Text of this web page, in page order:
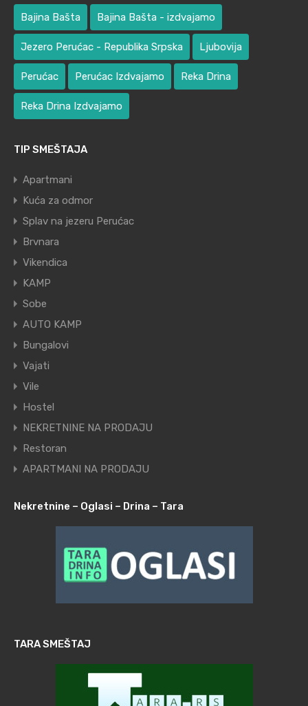
Bajina Bašta Bajina Bašta - izdvajamo
Jezero Perućac - Republika Srpska Ljubovija
Perućac Perućac Izdvajamo Reka Drina
Reka Drina Izdvajamo
TIP SMEŠTAJA
Apartmani
Kuća za odmor
Splav na jezeru Perućac
Brvnara
Vikendica
KAMP
Sobe
AUTO KAMP
Bungalovi
Vajati
Vile
Hostel
NEKRETNINE NA PRODAJU
Restoran
APARTMANI NA PRODAJU
Nekretnine – Oglasi – Drina – Tara
TARA SMEŠTAJ